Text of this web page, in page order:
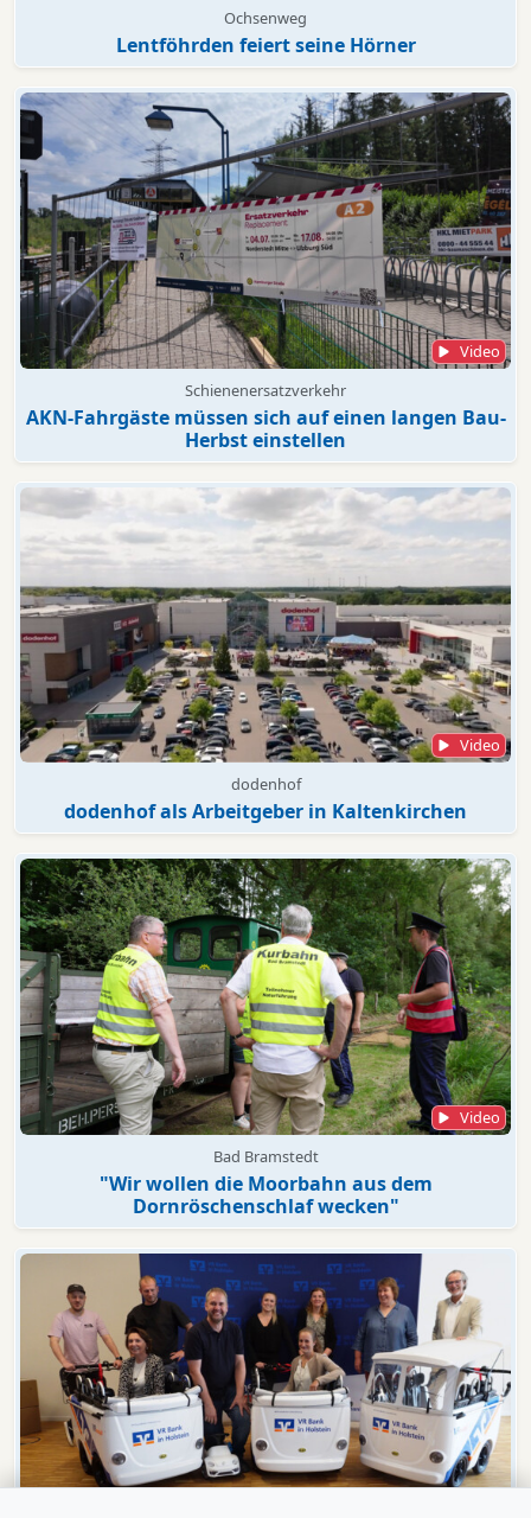
Ochsenweg
Lentföhrden feiert seine Hörner
Video
Schienenersatzverkehr
AKN-Fahrgäste müssen sich auf einen langen Bau-
Herbst einstellen
Video
dodenhof
dodenhof als Arbeitgeber in Kaltenkirchen
Video
Bad Bramstedt
"Wir wollen die Moorbahn aus dem
Dornröschenschlaf wecken"